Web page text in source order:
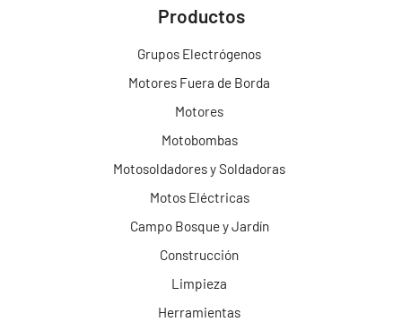
Productos
Grupos Electrógenos
Motores Fuera de Borda
Motores
Motobombas
Motosoldadores y Soldadoras
Motos Eléctricas
Campo Bosque y Jardín
Construcción
Limpieza
Herramientas